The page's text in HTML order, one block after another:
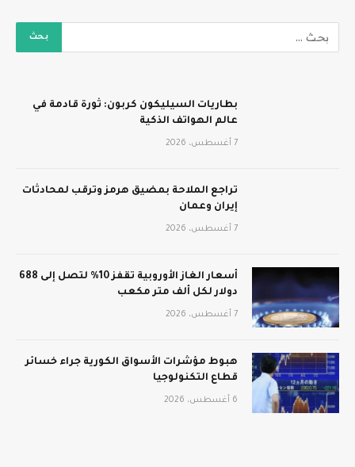
بطاريات السيليكون كربون: ثورة قادمة في
عالم الهواتف الذكية
7 أغسطس، 2026
تراجع الملاحة بمضيق هرمز وترقب لمحادثات
إيران وعمان
7 أغسطس، 2026
أسعار الغاز الأوروبية تقفز 10% لتصل إلى 688
دولار لكل ألف متر مكعب
7 أغسطس، 2026
هبوط مؤشرات الأسواق الكورية جراء خسائر
قطاع التكنولوجيا
6 أغسطس، 2026